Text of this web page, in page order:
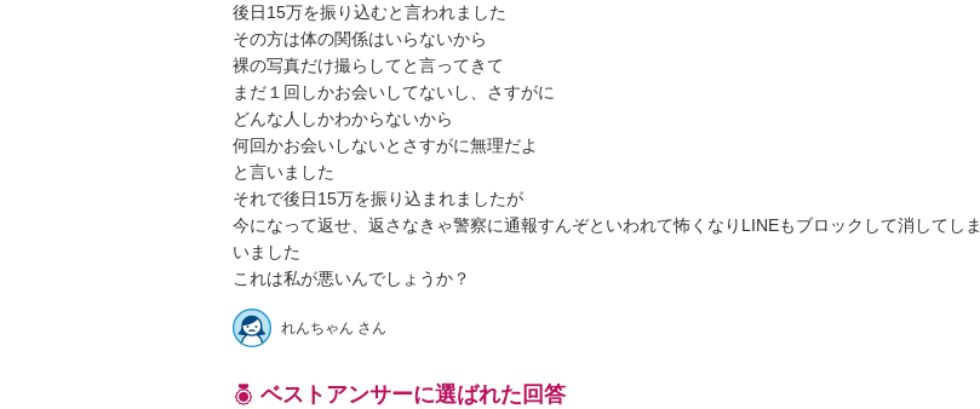
後日15万を振り込むと言われました
その方は体の関係はいらないから
裸の写真だけ撮らしてと言ってきて
まだ１回しかお会いしてないし、さすがに
どんな人しかわからないから
何回かお会いしないとさすがに無理だよ
と言いました
それで後日15万を振り込まれましたが
今になって返せ、返さなきゃ警察に通報すんぞといわれて怖くなりLINEもブロックして消してしま
いました
これは私が悪いんでしょうか？
れんちゃん さん
ベストアンサーに選ばれた回答